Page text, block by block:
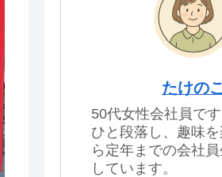
たけのこ
50代女性会社員で
ひと段落し、趣味
ら定年までの会社
しています。